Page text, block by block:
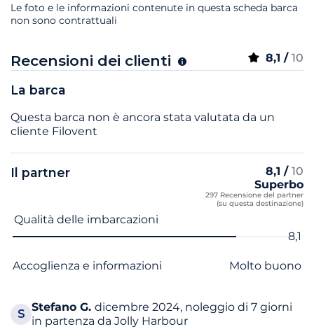
Le foto e le informazioni contenute in questa scheda barca
non sono contrattuali
Recensioni dei clienti 8,1 / 10
La barca
Questa barca non è ancora stata valutata da un
cliente Filovent
Il partner 8,1 / 10
Superbo
297 Recensione del partner
(su questa destinazione)
Nome del criterio Voto
Qualità delle imbarcazioni
8,1
Accoglienza e informazioni Molto buono
S
Stefano G. dicembre 2024, noleggio di 7 giorni
in partenza da Jolly Harbour